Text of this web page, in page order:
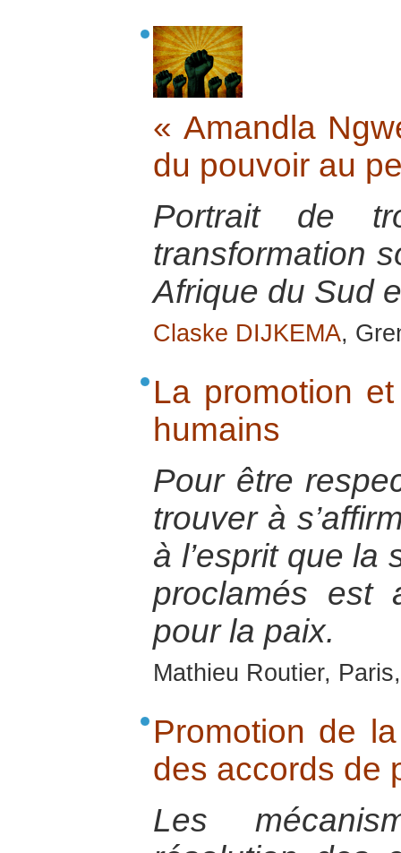
« Amandla
du pouvoir au
Portrait de
transformation
Afrique du Sud
Claske DIJKEMA,
La promotion
humains
Pour être
trouver à
à l’esprit que la
proclamés est
pour la paix.
Mathieu Routier,
Promotion de
des accords de
Les